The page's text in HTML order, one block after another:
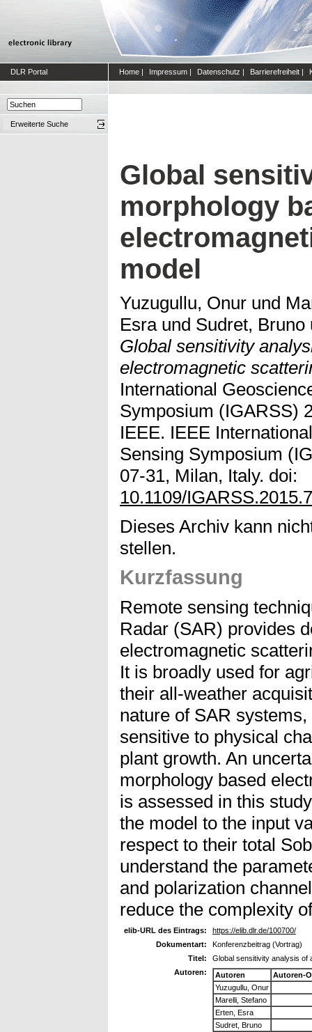
DLR Portal Home | Impressum | Datenschutz | Barrierefreiheit |
Erweiterte Suche
Global
morphology
model
Yuzugullu, Onur und
Esraund Sudret, Bruno
Global sensitivity
electromagnetic
International
Symposium (IGARSS)
IEEE. IEEE
Sensing Symposium
07-31, Milan, Italy. doi:
10.1109/
Dieses Archiv kann
stellen.
Kurzfassung
Remote sensing
Radar (SAR) provides
electromagnetic
It is broadly used for
their all-weather
nature of SAR
sensitive to physical
plant growth. An
morphology based
is assessed in this
the model to the input
respect to their total
understand the
and polarization
reduce the complexity
elib-URL des Eintrags:
https://elib.dlr.de/100700/
Dokumentart:
Konferenzbeitrag (Vortrag)
Titel:
Global sensitivity analysis of
Autoren:
Autoren
Autoren-
Yuzugullu, Onur
Marelli, Stefano
Erten, Esra
Sudret, Bruno